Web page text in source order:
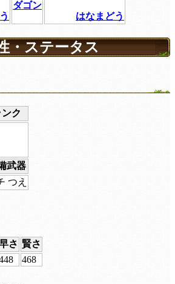
ダゴン
はなまどう
・ステータス
ンク
武器
つえ
さ 賢さ
468